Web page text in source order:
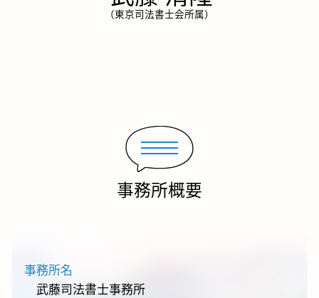
（東京司法書士会所属）
事務所概要
事務所名
武藤司法書士事務所